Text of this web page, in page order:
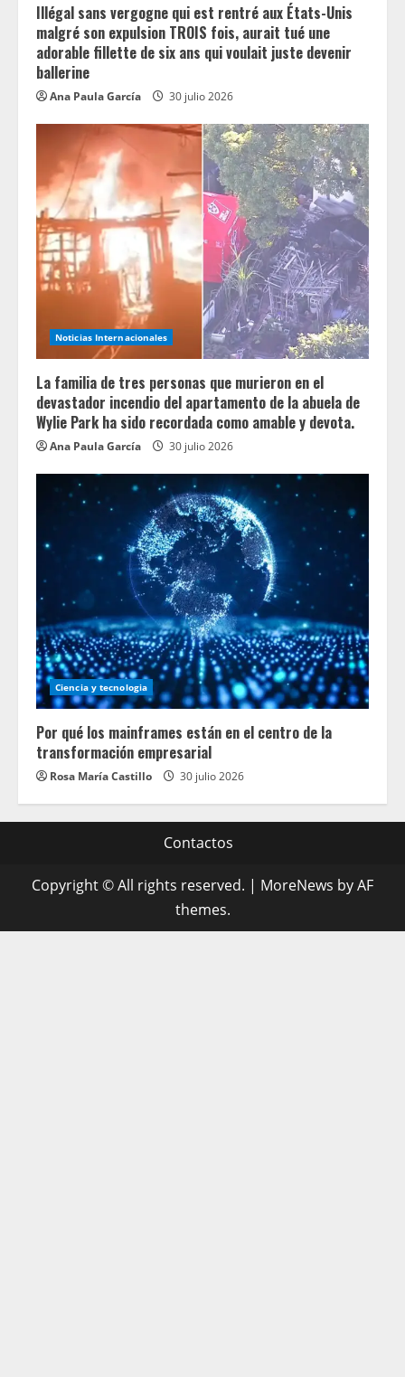
Illégal sans vergogne qui est rentré aux États-Unis
malgré son expulsion TROIS fois, aurait tué une
adorable fillette de six ans qui voulait juste devenir
ballerine
Ana Paula García 30 julio 2026
Noticias Internacionales
La familia de tres personas que murieron en el
devastador incendio del apartamento de la abuela de
Wylie Park ha sido recordada como amable y devota.
Ana Paula García 30 julio 2026
Ciencia y tecnologia
Por qué los mainframes están en el centro de la
transformación empresarial
Rosa María Castillo 30 julio 2026
Contactos
Copyright © All rights reserved. | MoreNews by AF
themes.